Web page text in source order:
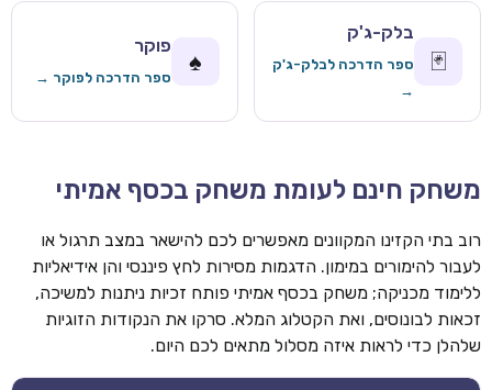
🃏
בלק-ג'ק
ספר הדרכה לבלק-ג'ק
→
♠️
פוקר
ספר הדרכה לפוקר →
משחק חינם לעומת משחק בכסף אמיתי
רוב בתי הקזינו המקוונים מאפשרים לכם להישאר במצב תרגול או
לעבור להימורים במימון. הדגמות מסירות לחץ פיננסי והן אידיאליות
ללימוד מכניקה; משחק בכסף אמיתי פותח זכיות ניתנות למשיכה,
זכאות לבונוסים, ואת הקטלוג המלא. סרקו את הנקודות הזוגיות
שלהלן כדי לראות איזה מסלול מתאים לכם היום.